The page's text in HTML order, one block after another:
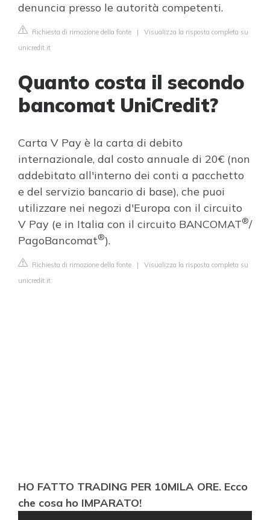
denuncia presso le autorità competenti.
Richiesta di rimozione della fonte | Visualizza la risposta completa su
unicredit.it
Quanto costa il secondo
bancomat UniCredit?
Carta V Pay è la carta di debito
internazionale, dal costo annuale di 20€ (non
addebitato all'interno dei conti a pacchetto
e del servizio bancario di base), che puoi
utilizzare nei negozi d'Europa con il circuito
V Pay (e in Italia con il circuito BANCOMAT®/
PagoBancomat®).
Richiesta di rimozione della fonte | Visualizza la risposta completa su
unicredit.it
HO FATTO TRADING PER 10MILA ORE. Ecco
che cosa ho IMPARATO!